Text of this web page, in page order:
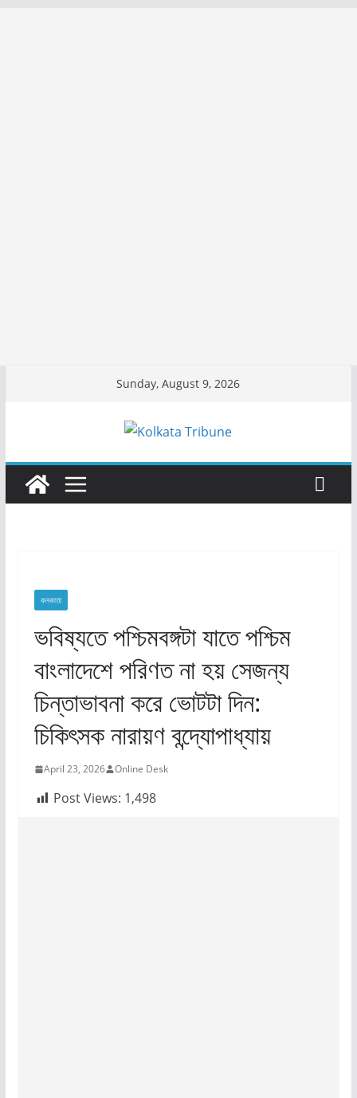
Sunday, August 9, 2026
কলকাতা
ভবিষ্যতে পশ্চিমবঙ্গটা যাতে পশ্চিম
বাংলাদেশে পরিণত না হয় সেজন্য
চিন্তাভাবনা করে ভোটটা দিন:
চিকিৎসক নারায়ণ বন্দ্যোপাধ্যায়
April 23, 2026 Online Desk
Post Views: 1,498